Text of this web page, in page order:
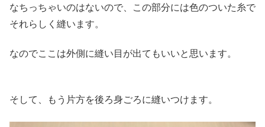
なちっちゃいのはないので、この部分には色のついた糸で
それらしく縫います。
なのでここは外側に縫い目が出てもいいと思います。
そして、もう片方を後ろ身ごろに縫いつけます。